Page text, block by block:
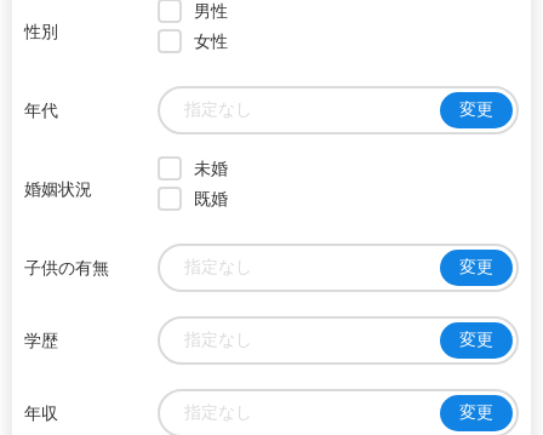
性別
男性
女性
年代 指定なし 変更
婚姻状況
未婚
既婚
子供の有無 指定なし 変更
学歴 指定なし 変更
年収 指定なし 変更